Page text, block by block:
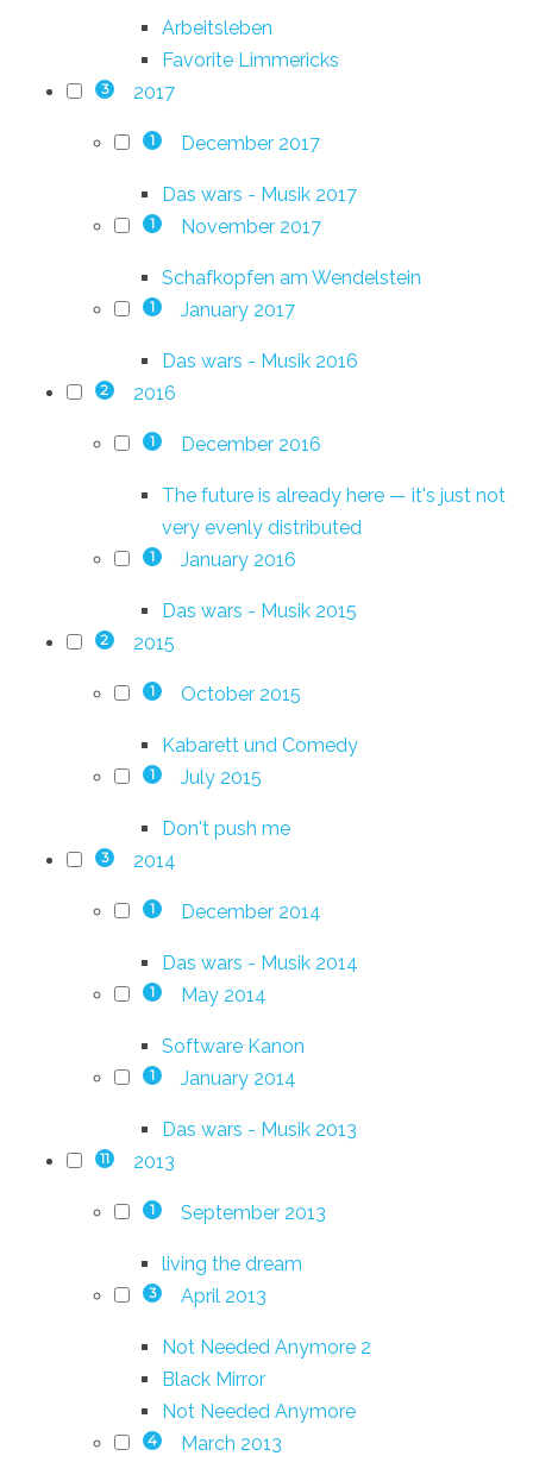
Arbeitsleben
Favorite Limmericks
3 2017
1 December 2017
Das wars - Musik 2017
1 November 2017
Schafkopfen am Wendelstein
1 January 2017
Das wars - Musik 2016
2 2016
1 December 2016
The future is already here — it's just not
very evenly distributed
1 January 2016
Das wars - Musik 2015
2 2015
1 October 2015
Kabarett und Comedy
1 July 2015
Don't push me
3 2014
1 December 2014
Das wars - Musik 2014
1 May 2014
Software Kanon
1 January 2014
Das wars - Musik 2013
11 2013
1 September 2013
living the dream
3 April 2013
Not Needed Anymore 2
Black Mirror
Not Needed Anymore
4 March 2013